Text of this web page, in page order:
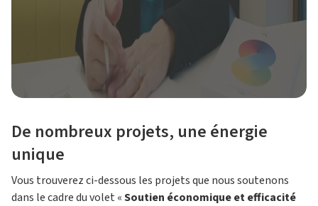
De nombreux projets, une énergie
unique
Vous trouverez ci-dessous les projets que nous soutenons
dans le cadre du volet «Soutien économique et efficacité